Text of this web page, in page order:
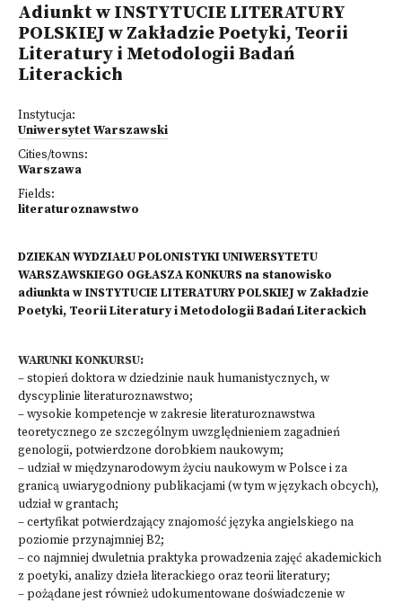
Adiunkt w INSTYTUCIE LITERATURY
POLSKIEJ w Zakładzie Poetyki, Teorii
Literatury i Metodologii Badań
Literackich
Instytucja:
Uniwersytet Warszawski
Cities/towns:
Warszawa
Fields:
literaturoznawstwo
DZIEKAN WYDZIAŁU POLONISTYKI UNIWERSYTETU
WARSZAWSKIEGO OGŁASZA KONKURS na stanowisko
adiunkta w INSTYTUCIE LITERATURY POLSKIEJ w Zakładzie
Poetyki, Teorii Literatury i Metodologii Badań Literackich
WARUNKI KONKURSU:
– stopień doktora w dziedzinie nauk humanistycznych, w
dyscyplinie literaturoznawstwo;
– wysokie kompetencje w zakresie literaturoznawstwa
teoretycznego ze szczególnym uwzględnieniem zagadnień
genologii, potwierdzone dorobkiem naukowym;
– udział w międzynarodowym życiu naukowym w Polsce i za
granicą uwiarygodniony publikacjami (w tym w językach obcych),
udział w grantach;
– certyfikat potwierdzający znajomość języka angielskiego na
poziomie przynajmniej B2;
– co najmniej dwuletnia praktyka prowadzenia zajęć akademickich
z poetyki, analizy dzieła literackiego oraz teorii literatury;
– pożądane jest również udokumentowane doświadczenie w